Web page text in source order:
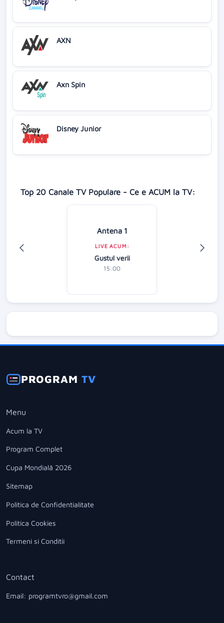
AXN
Axn Spin
Disney Junior
Top 20 Canale TV Populare - Ce e ACUM la TV:
Antena 1
LIVE ACUM:
Gustul verii
15:00
PROGRAMTV
Menu
Acum la TV
Program Complet
Cupa Mondială 2026
Sitemap
Politica de Confidentialitate
Politica Cookies
Termeni si Conditii
Contact
Email: programtvro@gmail.com